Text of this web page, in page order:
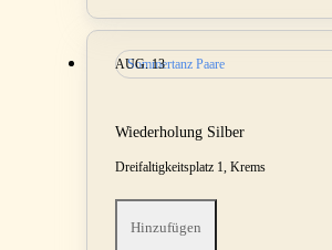
Sommertanz Paare
AUG.13
Wiederholung Silber
Dreifaltigkeitsplatz 1, Krems
Hinzufügen